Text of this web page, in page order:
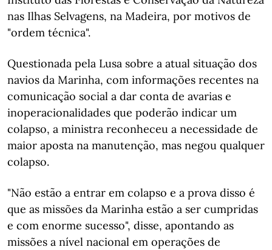
nas Ilhas Selvagens, na Madeira, por motivos de
"ordem técnica".
Questionada pela Lusa sobre a atual situação dos
navios da Marinha, com informações recentes na
comunicação social a dar conta de avarias e
inoperacionalidades que poderão indicar um
colapso, a ministra reconheceu a necessidade de
maior aposta na manutenção, mas negou qualquer
colapso.
"Não estão a entrar em colapso e a prova disso é
que as missões da Marinha estão a ser cumpridas
e com enorme sucesso", disse, apontando as
missões a nível nacional em operações de